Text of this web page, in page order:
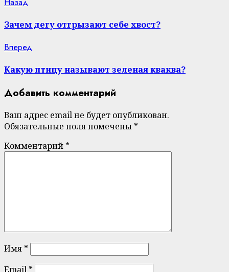
Continue
Reading
Зачем дегу отгрызают себе хвост?
Вперед
Какую птицу называют зеленая кваква?
Добавить комментарий
Ваш адрес email не будет опубликован.
Обязательные поля помечены *
Комментарий *
Имя *
Email *